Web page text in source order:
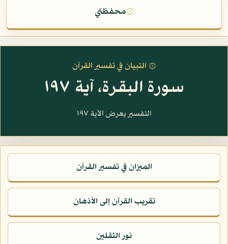
۞محفظتي
۞ التبيان في تفسير القرآن
سورة البقرة، آية ١٩٧
التفسير يعرض الآية ١٩٧
الميزان في تفسير القرآن
تقريب القرآن إلى الأذهان
نور الثقلين